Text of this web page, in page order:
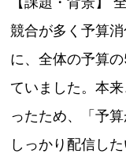
競合が多く予算
に、全体の予算
ていました。本
ったため、「予
しっかり配信し